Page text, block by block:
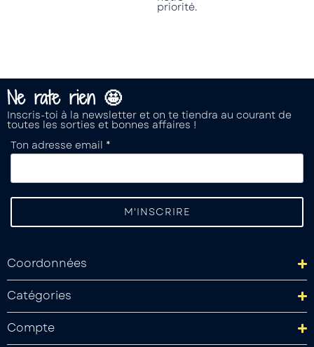
priorité.
Ne rate rien 🤩
Inscris-toi à la newsletter et on te tiendra au courant de
toutes les sorties et bonnes affaires !
Ton adresse email *
Coordonnées
Catégories
Compte